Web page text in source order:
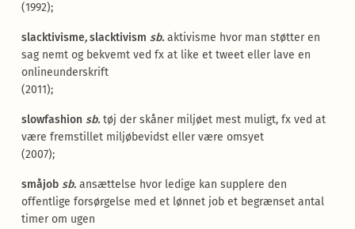
(1992);
slacktivisme,slacktivism sb. aktivisme hvor man støtter en
sag nemt og bekvemt ved fx at like et tweet eller lave en
onlineunderskrift
(2011);
slowfashion sb. tøj der skåner miljøet mest muligt, fx ved at
være fremstillet miljøbevidst eller være omsyet
(2007);
småjob sb.ansættelse hvor ledige kan supplere den
offentlige forsørgelse med et lønnet job et begrænset antal
timer om ugen